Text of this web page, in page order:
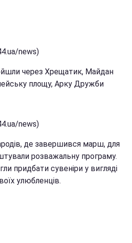
news)
через Хрещатик, Майдан
площу, Арку Дружби
news)
де завершився марш, для
розважальну програму.
придбати сувеніри у вигляді
улюбленців.